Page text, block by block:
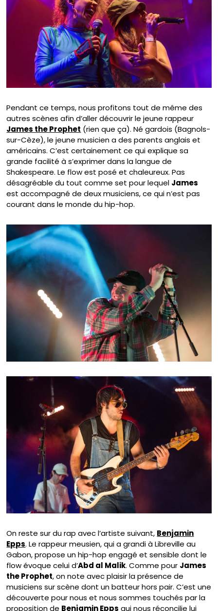
Pendant ce temps, nous profitons tout de même des
autres scènes afin d’aller découvrir le jeune rappeur
James the Prophet (rien que ça). Né gardois (Bagnols-
sur-Cèze), le jeune musicien a des parents anglais et
américains. C’est certainement ce qui explique sa
grande facilité à s’exprimer dans la langue de
Shakespeare. Le flow est posé et chaleureux. Pas
désagréable du tout comme set pour lequel James
est accompagné de deux musiciens, ce qui n’est pas
courant dans le monde du hip-hop.
On reste sur du rap avec l’artiste suivant, Benjamin
Epps. Le rappeur meusien, qui a grandi à Libreville au
Gabon, propose un hip-hop engagé et sensible dont le
flow évoque celui d’Abd al Malik. Comme pour James
the Prophet, on note avec plaisir la présence de
musiciens sur scène dont un batteur hors pair. C’est une
découverte pour nous et nous sommes touchés par la
proposition de Benjamin Epps qui nous réconcilie lui